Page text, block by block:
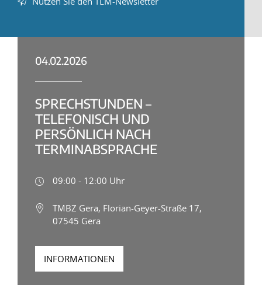
04.02.2026
SPRECHSTUNDEN –
TELEFONISCH UND
PERSÖNLICH NACH
TERMINABSPRACHE
09:00 - 12:00 Uhr
TMBZ Gera, Florian-Geyer-Straße 17,
07545 Gera
INFORMATIONEN